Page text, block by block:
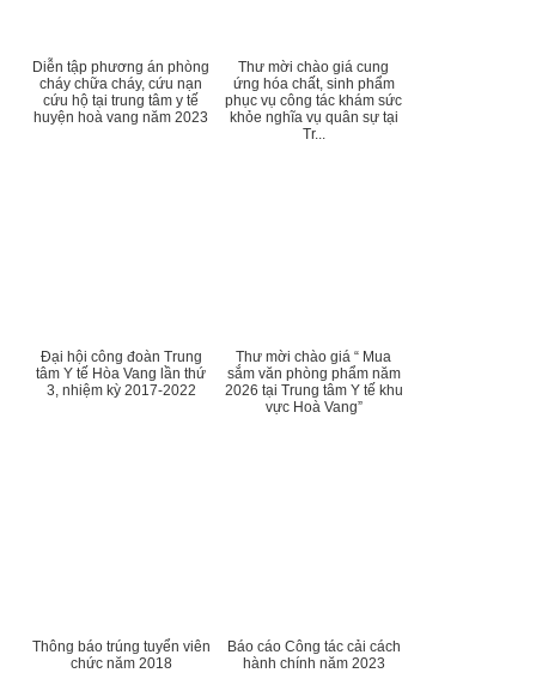
Diễn tập phương án phòng
cháy chữa cháy, cứu nạn
cứu hộ tại trung tâm y tế
huyện hoà vang năm 2023
Thư mời chào giá cung
ứng hóa chất, sinh phẩm
phục vụ công tác khám sức
khỏe nghĩa vụ quân sự tại
Tr...
Đại hội công đoàn Trung
tâm Y tế Hòa Vang lần thứ
3, nhiệm kỳ 2017-2022
Thư mời chào giá “ Mua
sắm văn phòng phẩm năm
2026 tại Trung tâm Y tế khu
vực Hoà Vang”
Thông báo trúng tuyển viên
chức năm 2018
Báo cáo Công tác cải cách
hành chính năm 2023